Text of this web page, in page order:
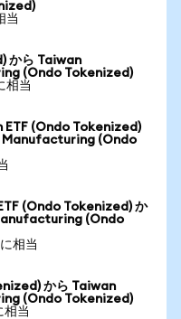
当
から Taiwan
(Ondo Tokenized)
相当
ETF (Ondo Tokenized)
Manufacturing (Ondo
(Ondo Tokenized) か
(Ondo
相当
から Taiwan
(Ondo Tokenized)
相当